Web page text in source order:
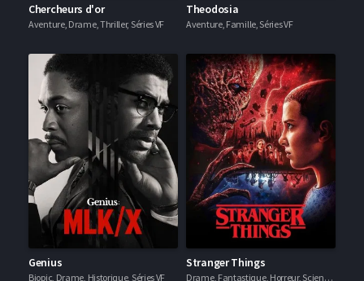
Chercheurs d'or
Aventure, Drame, Thriller, Séries VF
Theodosia
Aventure, Famille, Séries VF
Genius
Biopic, Drame, Historique, Séries VF
Stranger Things
Drame, Fantastique, Horreur, Science Fiction, Thriller, Séries VF